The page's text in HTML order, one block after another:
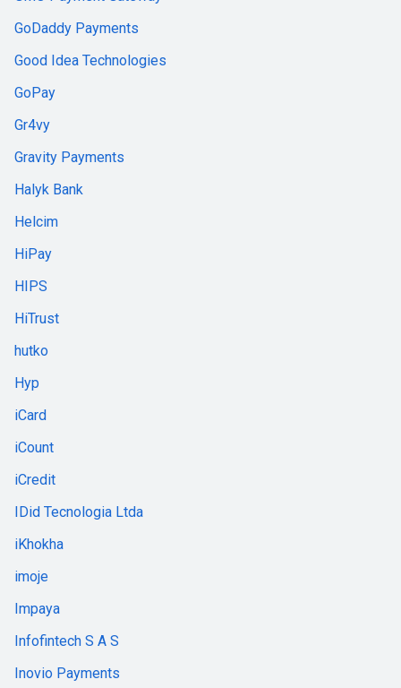
GoDaddy Payments
Good Idea Technologies
GoPay
Gr4vy
Gravity Payments
Halyk Bank
Helcim
HiPay
HIPS
HiTrust
hutko
Hyp
iCard
iCount
iCredit
IDid Tecnologia Ltda
iKhokha
imoje
Impaya
Infofintech S A S
Inovio Payments